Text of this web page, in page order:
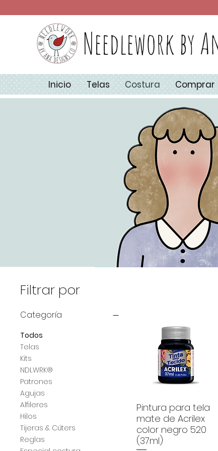
Needlework by
Inicio Telas Costura Comprar
Filtrar por
Categoría
Todos
Telas
Kits
NDLWRK®
Patrones
Agujas
Alfileres
Hilos
Tijeras & Cúters
Reglas
Pintura para tela
mate de Acrilex
color negro 520
(37ml)